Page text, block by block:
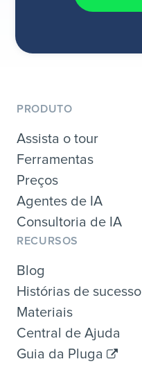
PRODUTO
Assista o tour
Ferramentas
Preços
Agentes de IA
Consultoria de IA
RECURSOS
Blog
Histórias de sucesso
Materiais
Central de Ajuda
Guia da Pluga